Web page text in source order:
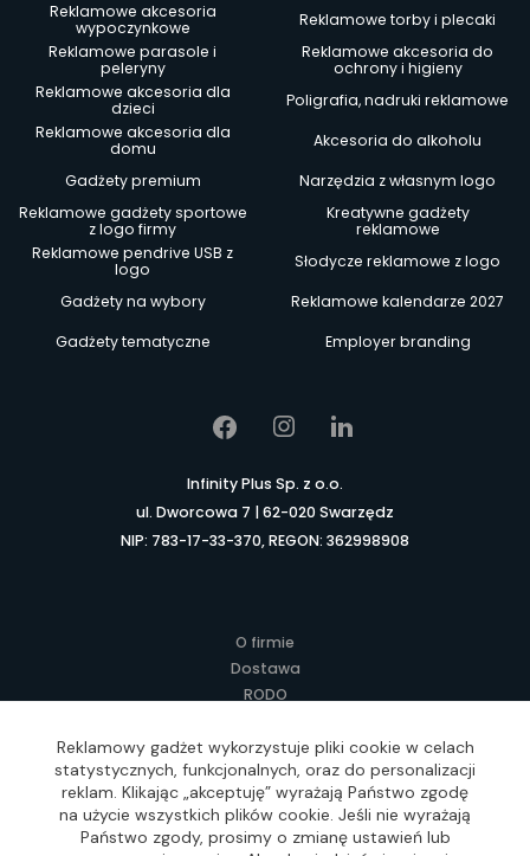
Reklamowe akcesoria
wypoczynkowe
Reklamowe torby i plecaki
Reklamowe parasole i
peleryny
Reklamowe akcesoria do
ochrony i higieny
Reklamowe akcesoria dla
dzieci
Poligrafia, nadruki reklamowe
Reklamowe akcesoria dla
domu
Akcesoria do alkoholu
Gadżety premium
Narzędzia z własnym logo
Reklamowe gadżety sportowe
z logo firmy
Kreatywne gadżety
reklamowe
Reklamowe pendrive USB z
logo
Słodycze reklamowe z logo
Gadżety na wybory
Reklamowe kalendarze 2027
Gadżety tematyczne
Employer branding
Infinity Plus Sp. z o.o.
ul. Dworcowa 7 | 62-020 Swarzędz
NIP: 783-17-33-370, REGON: 362998908
O firmie
Dostawa
RODO
Regulamin
Lokalne Gadżety Reklamowe
Jak zamawiać?
Słownik pojęć
FAQ
Reklamowy gadżet wykorzystuje pliki cookie w celach
statystycznych, funkcjonalnych, oraz do personalizacji
reklam. Klikając „akceptuję” wyrażają Państwo zgodę
na użycie wszystkich plików cookie. Jeśli nie wyrażają
Państwo zgody, prosimy o zmianę ustawień lub